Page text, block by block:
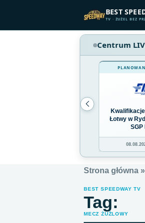
BEST
TV · ŻUŻEL BEZ
Centrum
Łotwy w
SGP
Strona główna »
BEST SPEEDWAY TV
Tag:
MECZ ŻUŻLOWY